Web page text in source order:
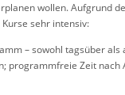
wollen. Aufgrund
sehr intensiv:
– sowohl tagsüber als
programmfreie Zeit nach